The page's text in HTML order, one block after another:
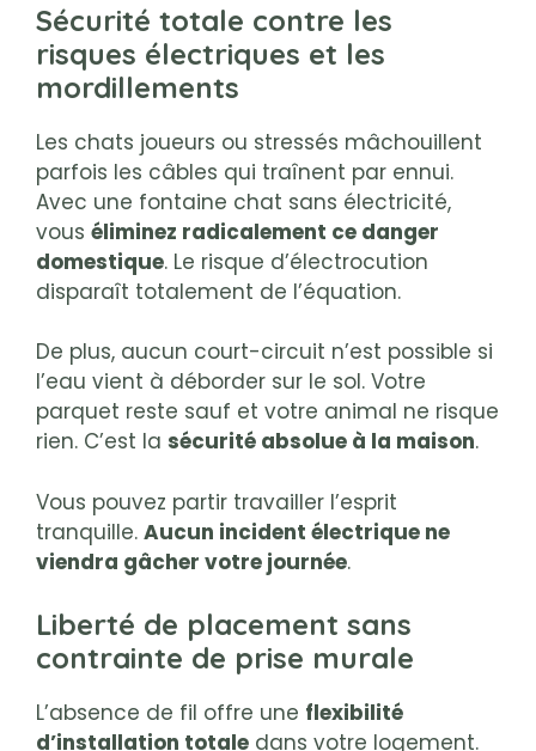
Sécurité totale contre les
risques électriques et les
mordillements
Les chats joueurs ou stressés mâchouillent
parfois les câbles qui traînent par ennui.
Avec une fontaine chat sans électricité,
vous éliminez radicalement ce danger
domestique. Le risque d’électrocution
disparaît totalement de l’équation.
De plus, aucun court-circuit n’est possible si
l’eau vient à déborder sur le sol. Votre
parquet reste sauf et votre animal ne risque
rien. C’est la sécurité absolue à la maison.
Vous pouvez partir travailler l’esprit
tranquille. Aucun incident électrique ne
viendra gâcher votre journée.
Liberté de placement sans
contrainte de prise murale
L’absence de fil offre une flexibilité
d’installation totale dans votre logement.